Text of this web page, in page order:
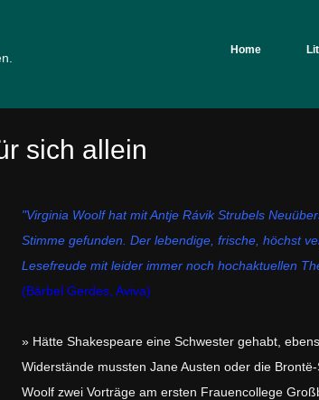
Home
sich allein
"Virginia Woolf hat mit Antje Rávik Strubels
Stimme gefunden. Der lebendige, frische, höchst
Lesefreude mit leider immer noch hochaktuellen
(Bärbel Gerdes, Aviva)
» Hätte Shakespeare eine Schwester gehabt,
Widerstände mussten Jane Austen oder die
Woolf zwei Vorträge am ersten Frauencollege